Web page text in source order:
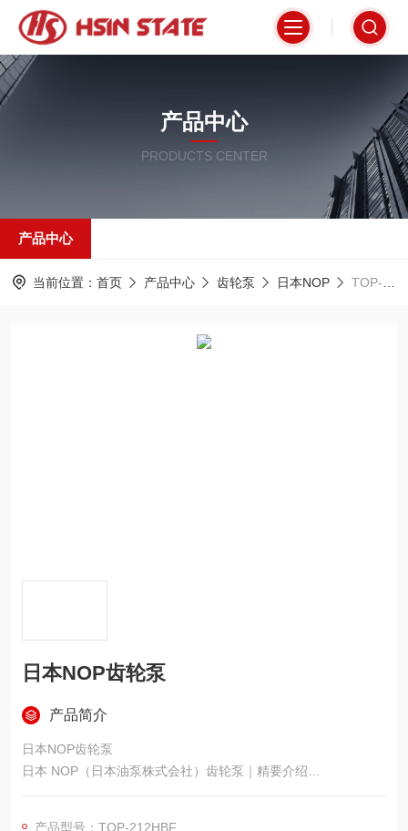
产品中心
PRODUCTS CENTER
产品中心
当前位置： 首页 产品中心 齿轮泵 日本NOP TOP-212HBF日本NOP齿轮泵
日本NOP齿轮泵
产品简介
日本NOP齿轮泵
​日本 NOP（日本油泵株式会社）齿轮泵｜精要介绍
NOP（Nippon Oil Pump），1919 年成立，日本百年专业制泵企
产品型号：TOP-212HBF